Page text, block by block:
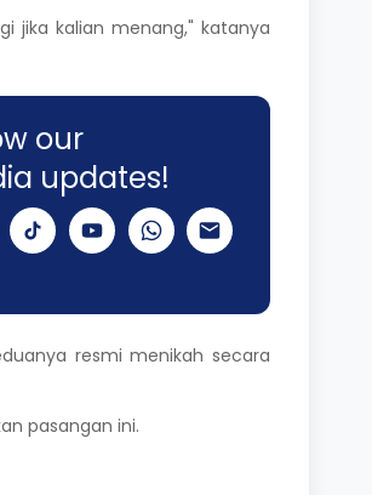
jika kalian menang," katanya
our
updates!
resmi menikah secara
pasangan ini.